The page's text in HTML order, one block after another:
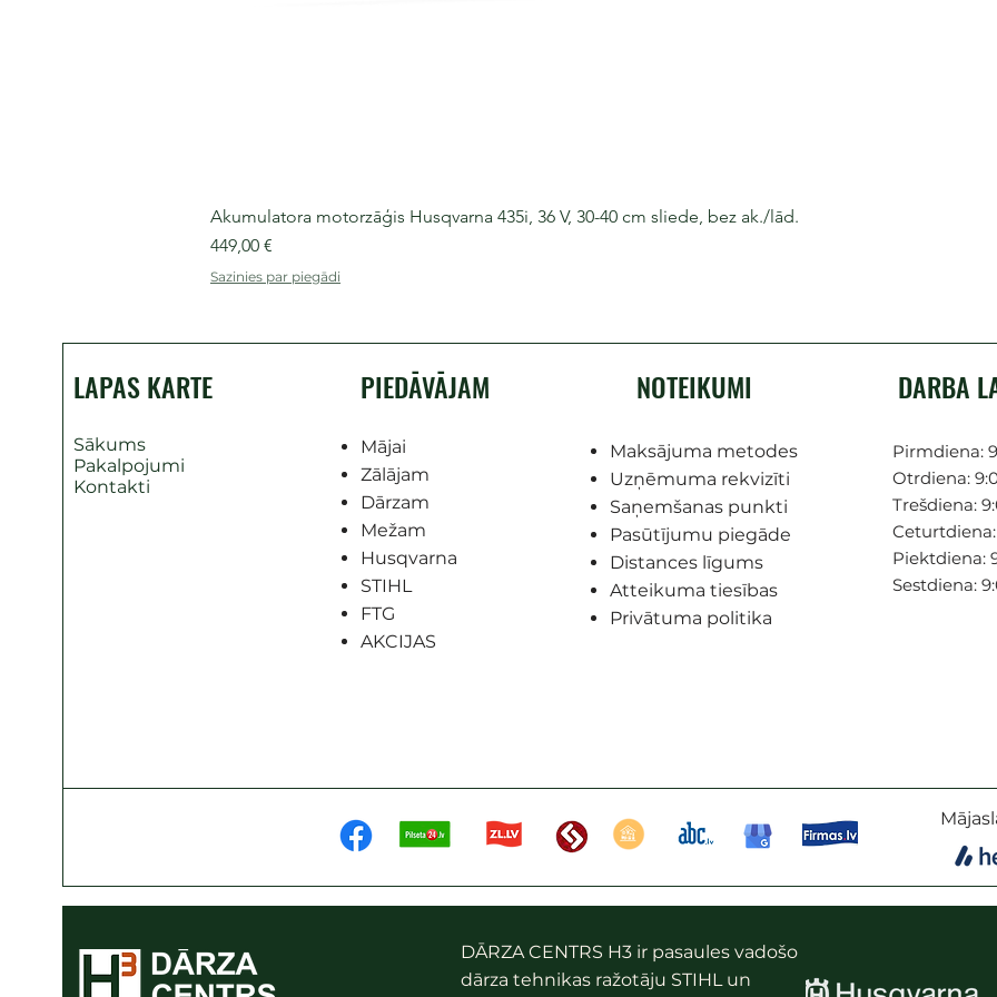
Akumulatora motorzāģis Husqvarna 435i, 36 V, 30-40 cm sliede, bez ak./lād.
Cena
449,00 €
Sazinies par piegādi
LAPAS KARTE
Sākums
Pakalpojumi
Kontakti
PIEDĀVĀJAM
Mājai
Zālājam
Dārzam
Mežam
Husqvarna
STIHL
FTG
AKCIJAS
NOTEIKUMI
Maksājuma metodes
Uzņēmuma rekvizīti
Saņemšanas punkti
Pasūtījumu piegāde
Distances līgums
Atteikuma tiesības
Privātuma politika
DARBA
Pirmdiena:
Otrdiena:
Trešdiena:
Ceturtdiena:
Piektdiena:
Sestdiena:
DĀRZA CENTRS H3 ir pasaules vadošo
dārza tehnikas ražotāju STIHL un